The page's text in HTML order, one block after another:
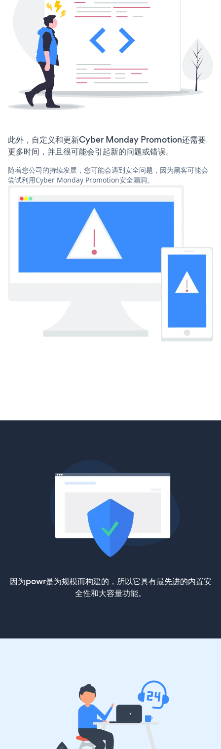
此外，自定义和更新Cyber Monday Promotion还需要
更多时间，并且很可能会引起新的问题或错误。
随着您公司的持续发展，您可能会遇到安全问题，因为黑客可能会
尝试利用Cyber Monday Promotion安全漏洞。
因为powr是为规模而构建的，所以它具有最先进的内置安
全性和大容量功能。